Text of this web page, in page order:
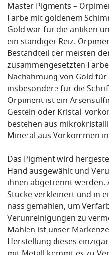
Master Pigments –
Farbe mit goldenem
Gold war für die antiken
ein ständiger Reiz.
Bestandteil der meisten
zusammengesetzten
Nachahmung von Gold
insbesondere für die
Orpiment ist ein
Gestein oder Kristall
bestehen aus
Mineral aus Vorkommen
Das Pigment wird
Hand ausgewählt und
ihnen abgetrennt werden.
Stücke verkleinert und in
nass gemahlen, um
Verunreinigungen zu
Mahlen ist unser
Herstellung dieses